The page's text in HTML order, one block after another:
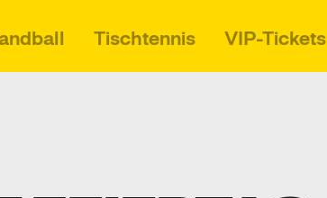
Tischtennis VIP-Tickets